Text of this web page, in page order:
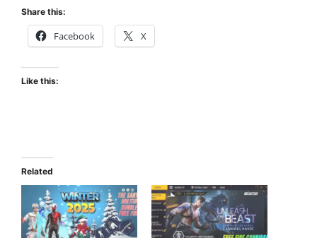
Share this:
Facebook X
Like this:
Related